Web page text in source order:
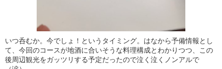
いつ呑むか。今でしょ！というタイミング。はなから予備情報とし
て、今回のコースが地酒に合いそうな料理構成とわかりつつ、この
後周辺観光をガッツリする予定だったので泣く泣くノンアルで